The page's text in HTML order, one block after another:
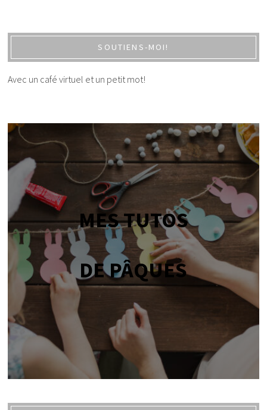
SOUTIENS-MOI!
Avec un café virtuel et un petit mot!
MES TUTOS
DE PÂQUES